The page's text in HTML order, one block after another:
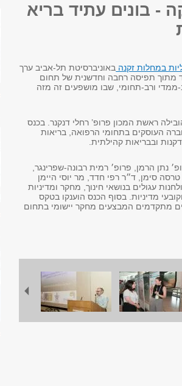
- בונים עתיד בריא
במחלות זקנה באוניברסיטת תל-אביב ערך
מתוך תפיסה רחבה וחדשנית של תחום
ממדי ורב-תחומי, שבו מושפעים זה מזה
ראשת המכון פרופ’ רחלי דנקנר. בכנס
חברה העוסקים בתחומי הרפואה, בריאות
ובבריאות קהילתית.
נתן הרמן, פרופ׳ רמית רבונה-שפרינגר,
טרסה סימן, ד״ר רפי חדד, מר יוסי היימן
עגולים בנושאי חינוך, מחקר ומדיניות
מדיניות. בסוף הכנס הוענקו בטקס
מתקדמים המבצעים מחקר יישומי בתחום